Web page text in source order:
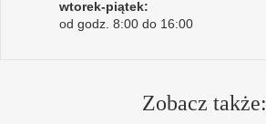
wtorek-piątek:
od godz. 8:00 do 16:00
Zobacz także: